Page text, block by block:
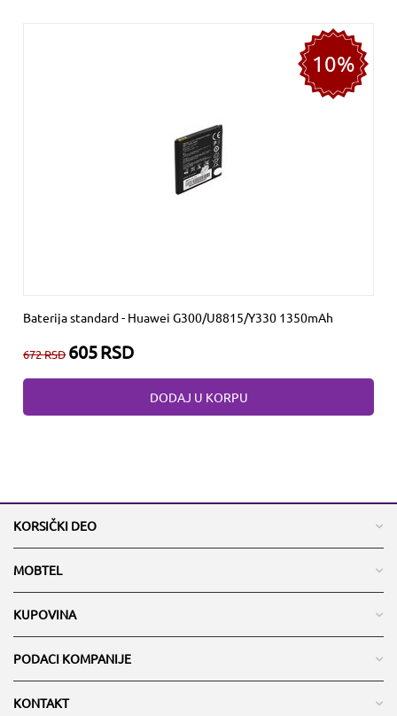
10%
Baterija standard - Huawei G300/U8815/Y330 1350mAh
672RSD 605RSD
DODAJ U KORPU
KORSIČKI DEO
MOBTEL
KUPOVINA
PODACI KOMPANIJE
KONTAKT